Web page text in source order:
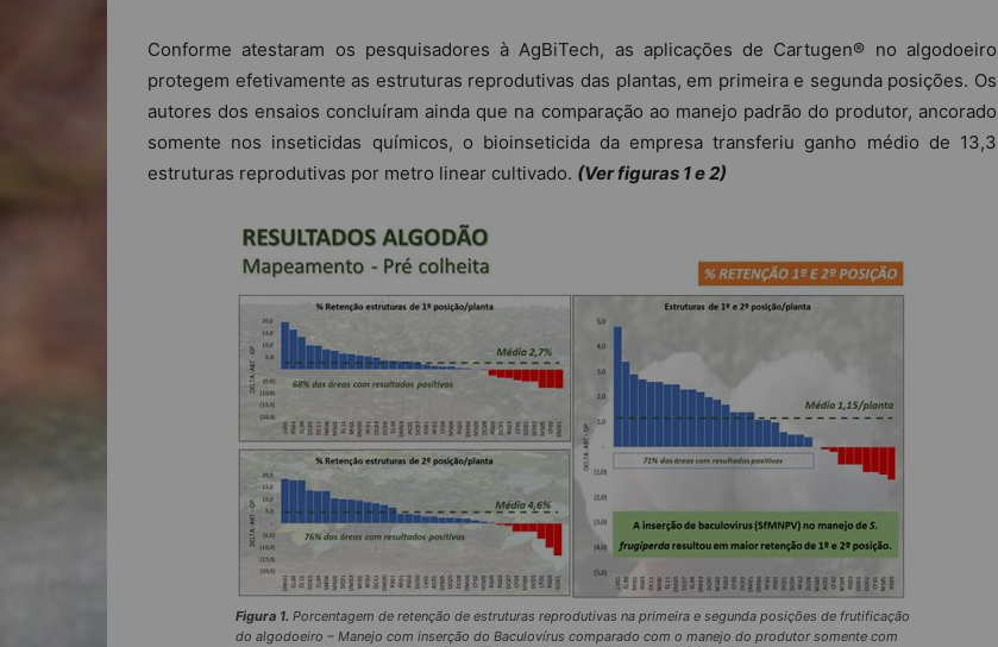
Conforme atestaram os pesquisadores à AgBiTech, as aplicações de Cartugen® no algodoeiro
protegem efetivamente as estruturas reprodutivas das plantas, em primeira e segunda posições. Os
autores dos ensaios concluíram ainda que na comparação ao manejo padrão do produtor, ancorado
somente nos inseticidas químicos, o bioinseticida da empresa transferiu ganho médio de 13,3
estruturas reprodutivas por metro linear cultivado. (Ver figuras 1 e 2)
Figura 1. Porcentagem de retenção de estruturas reprodutivas na primeira e segunda posições de frutificação
do algodoeiro – Manejo com inserção do Baculovírus comparado com o manejo do produtor somente com